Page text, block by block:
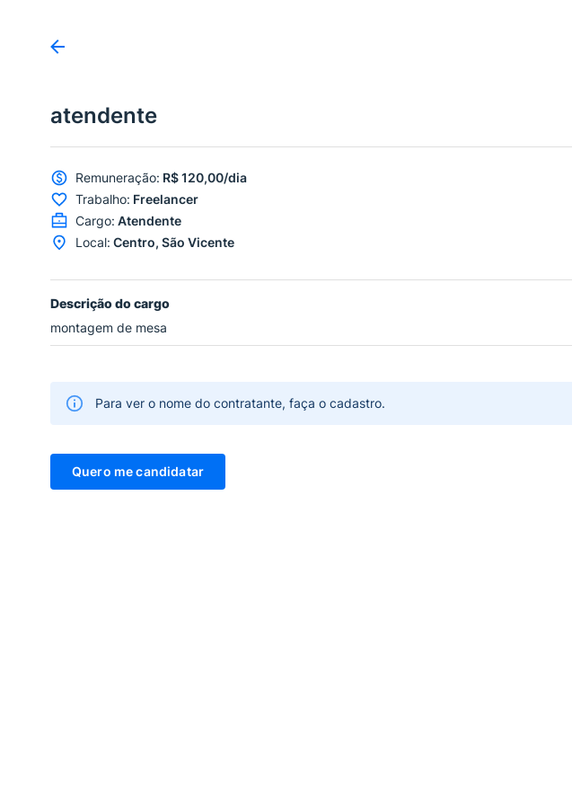
atendente
Remuneração: R$ 120,00/dia
Trabalho: Freelancer
Cargo: Atendente
Local: Centro, São Vicente
Descrição do cargo
montagem de mesa
Para ver o nome do contratante, faça o cadastro.
Quero me candidatar